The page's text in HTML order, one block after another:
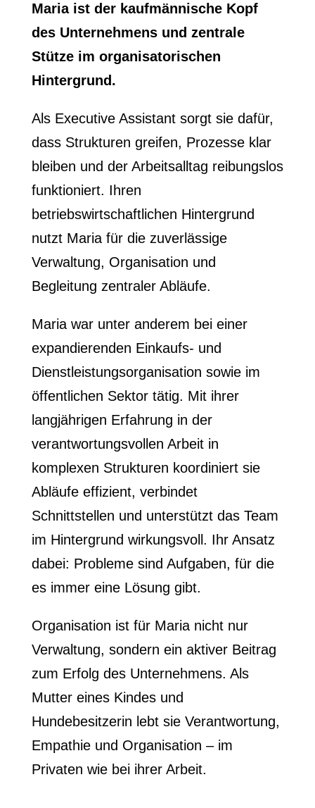
Maria ist der kaufmännische Kopf
des Unternehmens und zentrale
Stütze im organisatorischen
Hintergrund.
Als Executive Assistant sorgt sie dafür,
dass Strukturen greifen, Prozesse klar
bleiben und der Arbeitsalltag reibungslos
funktioniert. Ihren
betriebswirtschaftlichen Hintergrund
nutzt Maria für die zuverlässige
Verwaltung, Organisation und
Begleitung zentraler Abläufe.
Maria war unter anderem bei einer
expandierenden Einkaufs- und
Dienstleistungsorganisation sowie im
öffentlichen Sektor tätig. Mit ihrer
langjährigen Erfahrung in der
verantwortungsvollen Arbeit in
komplexen Strukturen koordiniert sie
Abläufe effizient, verbindet
Schnittstellen und unterstützt das Team
im Hintergrund wirkungsvoll. Ihr Ansatz
dabei: Probleme sind Aufgaben, für die
es immer eine Lösung gibt.
Organisation ist für Maria nicht nur
Verwaltung, sondern ein aktiver Beitrag
zum Erfolg des Unternehmens. Als
Mutter eines Kindes und
Hundebesitzerin lebt sie Verantwortung,
Empathie und Organisation – im
Privaten wie bei ihrer Arbeit.